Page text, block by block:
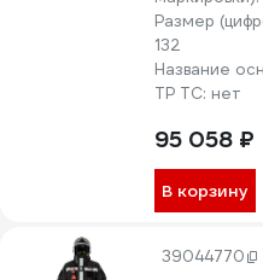
Размер
132
Название
ТР ТС: нет
95 058 ₽
В корзину
39044770